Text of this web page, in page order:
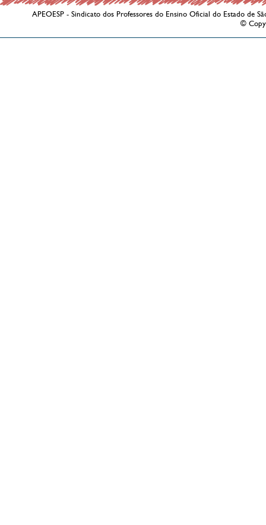
APEOESP - Sindicato dos Professores do Ensino Oficial do Estado de
©